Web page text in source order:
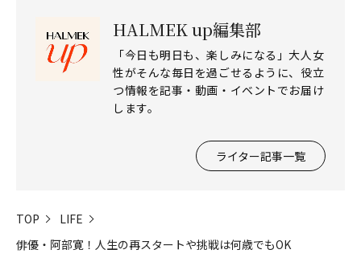
HALMEK up編集部
「今日も明日も、楽しみになる」大人女
性がそんな毎日を過ごせるように、役立
つ情報を記事・動画・イベントでお届け
します。
ライター記事一覧
TOP
LIFE
俳優・阿部寛！人生の再スタートや挑戦は何歳でもOK